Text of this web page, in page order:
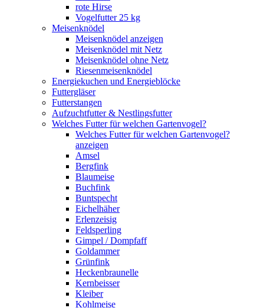
rote Hirse
Vogelfutter 25 kg
Meisenknödel
Meisenknödel anzeigen
Meisenknödel mit Netz
Meisenknödel ohne Netz
Riesenmeisenknödel
Energiekuchen und Energieblöcke
Futtergläser
Futterstangen
Aufzuchtfutter & Nestlingsfutter
Welches Futter für welchen Gartenvogel?
Welches Futter für welchen Gartenvogel?
anzeigen
Amsel
Bergfink
Blaumeise
Buchfink
Buntspecht
Eichelhäher
Erlenzeisig
Feldsperling
Gimpel / Dompfaff
Goldammer
Grünfink
Heckenbraunelle
Kernbeisser
Kleiber
Kohlmeise